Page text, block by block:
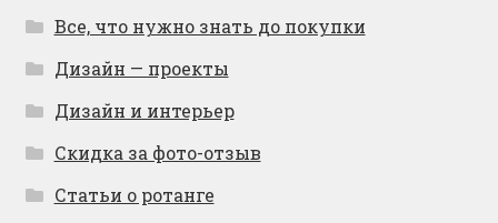
Все, что нужно знать до покупки
Дизайн — проекты
Дизайн и интерьер
Скидка за фото-отзыв
Статьи о ротанге